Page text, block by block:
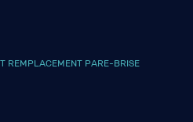
REMPLACEMENT PARE-BRISE